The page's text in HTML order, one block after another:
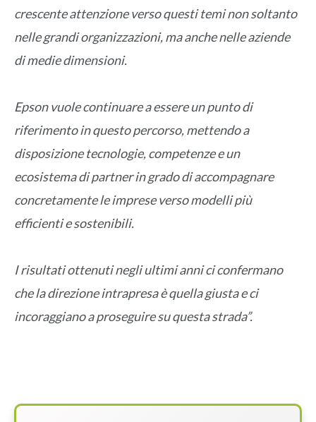
crescente attenzione verso questi temi non soltanto
nelle grandi organizzazioni, ma anche nelle aziende
di medie dimensioni.
Epson vuole continuare a essere un punto di
riferimento in questo percorso, mettendo a
disposizione tecnologie, competenze e un
ecosistema di partner in grado di accompagnare
concretamente le imprese verso modelli più
efficienti e sostenibili.
I risultati ottenuti negli ultimi anni ci confermano
che la direzione intrapresa è quella giusta e ci
incoraggiano a proseguire su questa strada”.